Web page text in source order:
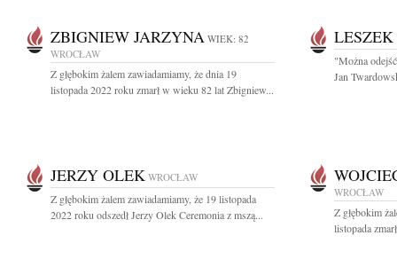
ZBIGNIEW JARZYNA WIEK: 82
WROCŁAW
Z głębokim żalem zawiadamiamy, że dnia 19
listopada 2022 roku zmarł w wieku 82 lat Zbigniew...
"Można
Jan
JERZY OLEK WROCŁAW
Z głębokim żalem zawiadamiamy, że 19 listopada
2022 roku odszedł Jerzy Olek Ceremonia z mszą...
WROCŁAW
Z głębokim
listopada